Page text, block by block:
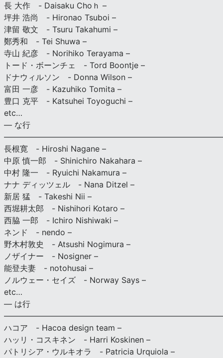
長 大作 - Daisaku Choｈ –
坪井 浩尚 - Hironao Tsuboi –
津留 敬文 - Tsuru Takahumi –
鄭秀和 - Tei Shuwa –
寺山 紀彦 - Norihiko Terayama –
トード・ボーンチェ - Tord Boontje –
ドナウィルソン - Donna Wilson –
富田 一彦 - Kazuhiko Tomita –
豊口 克平 - Katsuhei Toyoguchi –
etc…
— な行
長根寛 - Hiroshi Nagane –
中原 慎一郎 - Shinichiro Nakahara –
中村 隆一 - Ryuichi Nakamura –
ナナ ディッツェル - Nana Ditzel –
新居 猛 - Takeshi Nii –
西堀耕太郎 - Nishihori Kotaro –
西脇 一郎 - Ichiro Nishiwaki –
ネンド - nendo –
野木村敦史 - Atsushi Nogimura –
ノザイナー - Nosigner –
能登夫妻 - notohusai –
ノルウェー・セイズ - Norway Says –
etc…
— は行
ハコア - Hacoa design team –
ハッリ・コスキネン - Harri Koskinen –
パトリシア・ウルキオラ - Patricia Urquiola –